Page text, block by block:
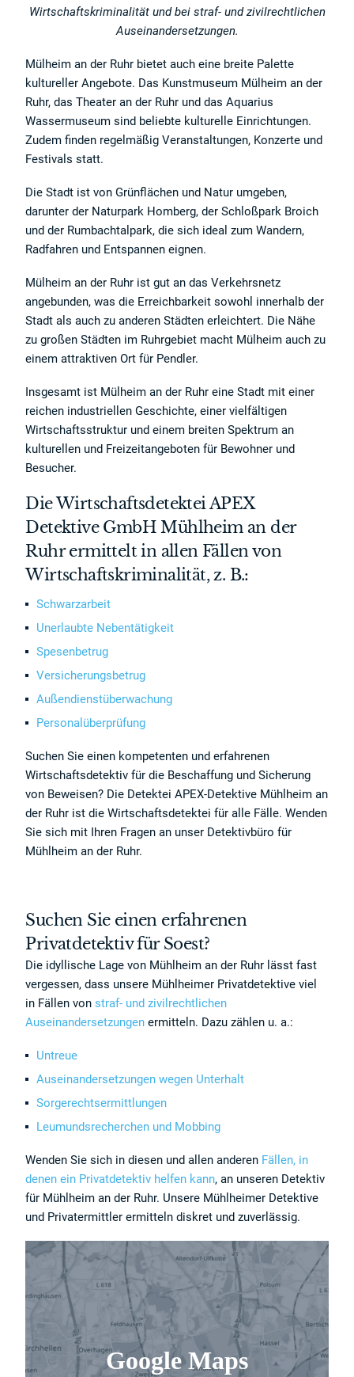
Wirtschaftskriminalität und bei straf- und zivilrechtlichen
Auseinandersetzungen.
Mülheim an der Ruhr bietet auch eine breite Palette
kultureller Angebote. Das Kunstmuseum Mülheim an der
Ruhr, das Theater an der Ruhr und das Aquarius
Wassermuseum sind beliebte kulturelle Einrichtungen.
Zudem finden regelmäßig Veranstaltungen, Konzerte und
Festivals statt.
Die Stadt ist von Grünflächen und Natur umgeben,
darunter der Naturpark Homberg, der Schloßpark Broich
und der Rumbachtalpark, die sich ideal zum Wandern,
Radfahren und Entspannen eignen.
Mülheim an der Ruhr ist gut an das Verkehrsnetz
angebunden, was die Erreichbarkeit sowohl innerhalb der
Stadt als auch zu anderen Städten erleichtert. Die Nähe
zu großen Städten im Ruhrgebiet macht Mülheim auch zu
einem attraktiven Ort für Pendler.
Insgesamt ist Mülheim an der Ruhr eine Stadt mit einer
reichen industriellen Geschichte, einer vielfältigen
Wirtschaftsstruktur und einem breiten Spektrum an
kulturellen und Freizeitangeboten für Bewohner und
Besucher.
Die Wirtschaftsdetektei APEX
Detektive GmbH Mühlheim an der
Ruhr ermittelt in allen Fällen von
Wirtschaftskriminalität, z. B.:
Schwarzarbeit
Unerlaubte Nebentätigkeit
Spesenbetrug
Versicherungsbetrug
Außendienstüberwachung
Personalüberprüfung
Suchen Sie einen kompetenten und erfahrenen
Wirtschaftsdetektiv für die Beschaffung und Sicherung
von Beweisen? Die Detektei APEX-Detektive Mühlheim an
der Ruhr ist die Wirtschaftsdetektei für alle Fälle. Wenden
Sie sich mit Ihren Fragen an unser Detektivbüro für
Mühlheim an der Ruhr.
Suchen Sie einen erfahrenen
Privatdetektiv für Soest?
Die idyllische Lage von Mühlheim an der Ruhr lässt fast
vergessen, dass unsere Mühlheimer Privatdetektive viel
in Fällen von straf- und zivilrechtlichen
Auseinandersetzungen ermitteln. Dazu zählen u. a.:
Untreue
Auseinandersetzungen wegen Unterhalt
Sorgerechtsermittlungen
Leumundsrecherchen und Mobbing
Wenden Sie sich in diesen und allen anderen Fällen, in
denen ein Privatdetektiv helfen kann, an unseren Detektiv
für Mühlheim an der Ruhr. Unsere Mühlheimer Detektive
und Privatermittler ermitteln diskret und zuverlässig.